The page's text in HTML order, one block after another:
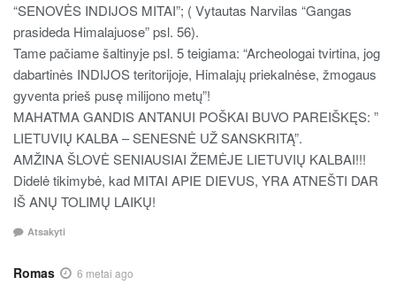
“SENOVĖS INDIJOS MITAI”; ( Vytautas Narvilas “Gangas
prasideda Himalajuose” psl. 56).
Tame pačiame šaltinyje psl. 5 teigiama: “Archeologai tvirtina, jog
dabartinės INDIJOS teritorijoje, Himalajų priekalnėse, žmogaus
gyventa prieš pusę milijono metų”!
MAHATMA GANDIS ANTANUI POŠKAI BUVO PAREIŠKĘS: ”
LIETUVIŲ KALBA – SENESNĖ UŽ SANSKRITĄ”.
AMŽINA ŠLOVĖ SENIAUSIAI ŽEMĖJE LIETUVIŲ KALBAI!!!
Didelė tikimybė, kad MITAI APIE DIEVUS, YRA ATNEŠTI DAR
IŠ ANŲ TOLIMŲ LAIKŲ!
Atsakyti
Romas 6 metai ago